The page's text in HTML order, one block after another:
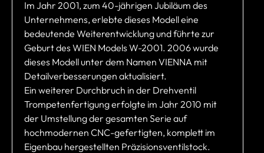
Im Jahr 2001, zum 40-jährigen Jubiläum des
Unternehmens, erlebte dieses Modell eine
bedeutende Weiterentwicklung und führte zur
Geburt des WIEN Models W-2001. 2006 wurde
dieses Modell unter dem Namen VIENNA mit
Detailverbesserungen aktualisiert.
Ein weiterer Durchbruch in der Drehventil
Trompetenfertigung erfolgte im Jahr 2010 mit
der Umstellung der gesamten Serie auf
hochmodernen CNC-gefertigten, komplett im
Eigenbau hergestellten Präzisionsventilstock.